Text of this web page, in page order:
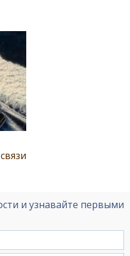
и узнавайте первыми